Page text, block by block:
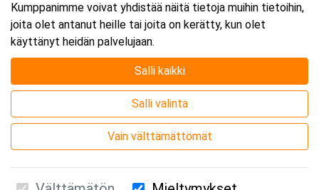
Kumppanimme voivat yhdistää näitä tietoja muihin tietoihin,
joita olet antanut heille tai joita on kerätty, kun olet
käyttänyt heidän palvelujaan.
Salli kaikki
Salli valinta
Vain välttämättömät